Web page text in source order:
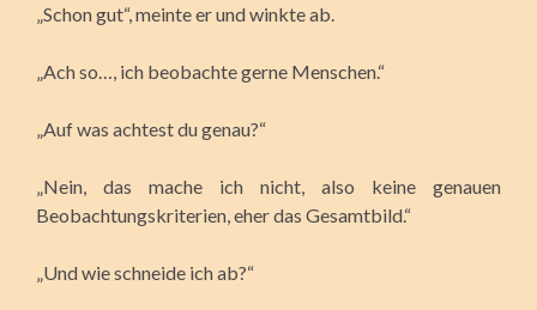
„Schon gut“, meinte er und winkte ab.
„Ach so…, ich beobachte gerne Menschen.“
„Auf was achtest du genau?“
„Nein, das mache ich nicht, also keine genauen
Beobachtungskriterien, eher das Gesamtbild.“
„Und wie schneide ich ab?“